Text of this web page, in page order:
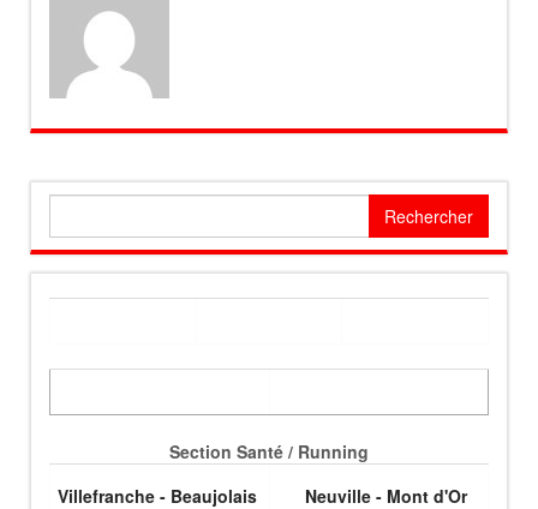
Section Santé / Running
Villefranche - Beaujolais
Neuville - Mont d'Or